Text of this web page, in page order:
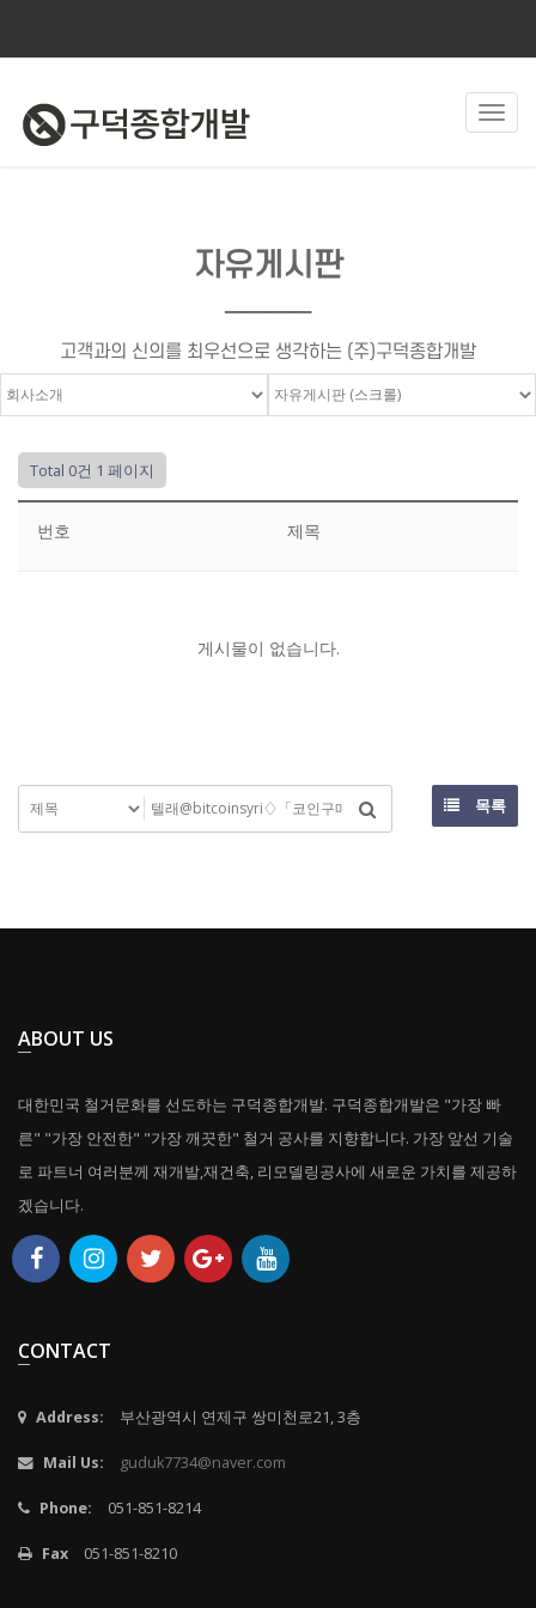
자유게시판
────
고객과의 신의를 최우선으로 생각하는 (주)구덕종합개발
Total 0건 1 페이지
번호 제목
게시물이 없습니다.
목록
ABOUT US
대한민국 철거문화를 선도하는 구덕종합개발. 구덕종합개발은 "가장 빠
른" "가장 안전한" "가장 깨끗한" 철거 공사를 지향합니다. 가장 앞선 기술
로 파트너 여러분께 재개발,재건축, 리모델링공사에 새로운 가치를 제공하
겠습니다.
CONTACT
Address: 부산광역시 연제구 쌍미천로21, 3층
Mail Us: guduk7734@naver.com
Phone: 051-851-8214
Fax 051-851-8210